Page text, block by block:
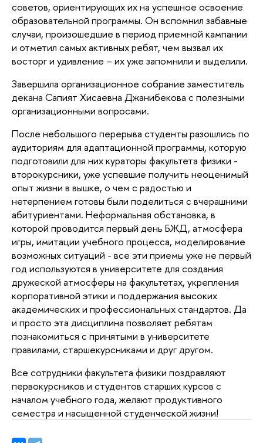
советов, ориентирующих их на успешное освоение
образовательной программы. Он вспомнил забавные
случаи, произошедшие в период приемной кампании
и отметил самых активных ребят, чем вызвал их
восторг и удивление – их уже запомнили и выделили.
Завершила организационное собрание заместитель
декана Сапият Хисаевна Джанибекова с полезными
организационными вопросами.
После небольшого перерыва студенты разошлись по
аудиториям для адаптационной программы, которую
подготовили для них кураторы факультета физики -
второкурсники, уже успевшие получить неоценимый
опыт жизни в вышке, о чем с радостью и
нетерпением готовы были поделиться с вчерашними
абитуриентами. Неформальная обстановка, в
которой проводится первый день БЖД, атмосфера
игры, имитации учебного процесса, моделирование
возможных ситуаций - все эти приемы уже не первый
год используются в университете для создания
дружеской атмосферы на факультетах, укрепления
корпоративной этики и поддержания высоких
академических и профессиональных стандартов. Да
и просто эта дисциплина позволяет ребятам
познакомиться с принятыми в университете
правилами, старшекурсниками и друг другом.
Все сотрудники факультета физики поздравляют
первокурсников и студентов старших курсов с
началом учебного года, желают продуктивного
семестра и насыщенной студенческой жизни!